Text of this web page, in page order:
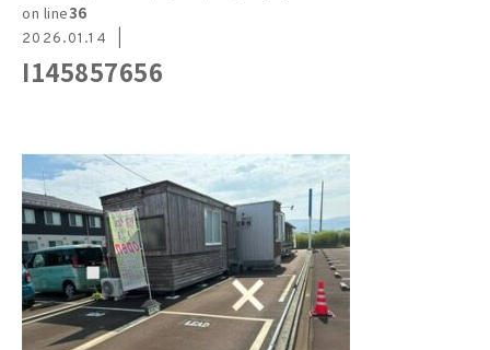
on line36
2026.01.14
I145857656